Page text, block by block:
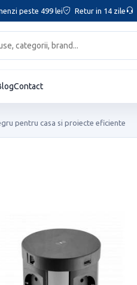
peste 499 lei Retur in 14 zile
Contact
pentru casa si proiecte eficiente